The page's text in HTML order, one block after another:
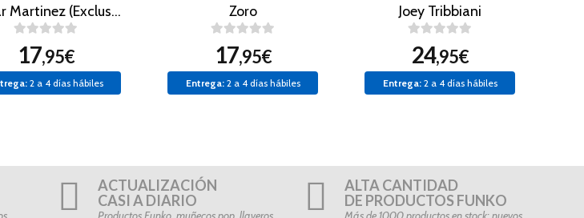
Oscar Martinez (Exclusivo)
17,95€
2 a 4 días hábiles
Zoro
17,95€
Entrega:2 a 4 días hábiles
Joey Tribbiani
24,95€
Entrega:2 a 4 días hábiles
ACTUALIZACIÓN
CASI A DIARIO
ALTA CANTIDAD
DE PRODUCTOS FUNKO